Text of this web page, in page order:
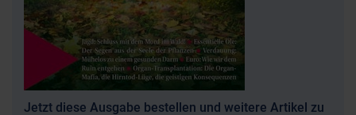
Jetzt diese Ausgabe bestellen und weitere Artikel zu